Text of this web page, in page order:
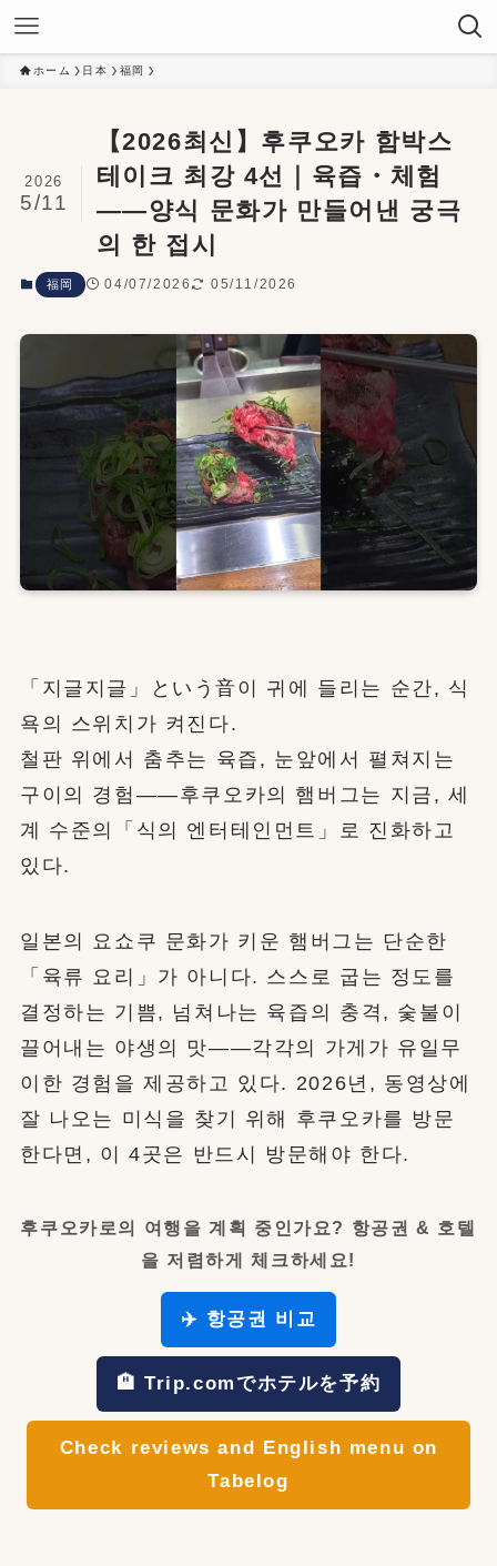
ホーム 日本 福岡
【2026최신】후쿠오카 함박스
테이크 최강 4선｜육즙・체험
——양식 문화가 만들어낸 궁극
의 한 접시
2026
5/11
福岡 04/07/2026 05/11/2026
「지글지글」という音이 귀에 들리는 순간, 식
욕의 스위치가 켜진다.
철판 위에서 춤추는 육즙, 눈앞에서 펼쳐지는
구이의 경험——후쿠오카의 햄버그는 지금, 세
계 수준의「식의 엔터테인먼트」로 진화하고
있다.
일본의 요쇼쿠 문화가 키운 햄버그는 단순한
「육류 요리」가 아니다. 스스로 굽는 정도를
결정하는 기쁨, 넘쳐나는 육즙의 충격, 숯불이
끌어내는 야생의 맛——각각의 가게가 유일무
이한 경험을 제공하고 있다. 2026년, 동영상에
잘 나오는 미식을 찾기 위해 후쿠오카를 방문
한다면, 이 4곳은 반드시 방문해야 한다.
후쿠오카로의 여행을 계획 중인가요? 항공권 & 호텔
을 저렴하게 체크하세요!
✈️ 항공권 비교
🏨 Trip.comでホテルを予約
Check reviews and English menu on
Tabelog